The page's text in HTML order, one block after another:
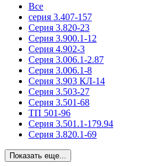
Все
серия 3.407-157
Серия 3.820-23
Серия 3.900.1-12
Серия 4.902-3
Серия 3.006.1-2.87
Серия 3.006.1-8
Серия 3.903 КЛ-14
Серия 3.503-27
Серия 3.501-68
ТП 501-96
Серия 3.501.1-179.94
Серия 3.820.1-69
Показать еще...